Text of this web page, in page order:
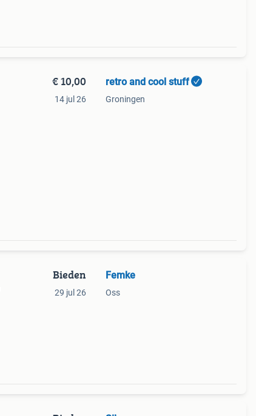
€ 10,00
14 jul 26
retro and cool stuff
Groningen
Bieden
29 jul 26
Femke
Oss